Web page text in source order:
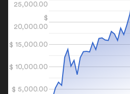
$ 5,000.00
$ 10,000.00
$ 15,000.00
$
20,000.00
25,000.00